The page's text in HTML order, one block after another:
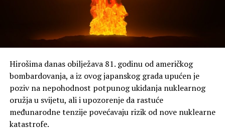
Hirošima danas obilježava 81. godinu od američkog
bombardovanja, a iz ovog japanskog grada upućen je
poziv na nepohodnost potpunog ukidanja nuklearnog
oružja u svijetu, ali i upozorenje da rastuće
međunarodne tenzije povećavaju rizik od nove nuklearne
katastrofe.